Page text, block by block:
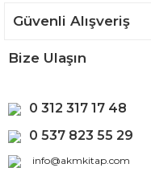
Güvenli Alışveriş
Bize Ulaşın
0 312 317 17 48
0 537 823 55 29
info@akmkitap.com